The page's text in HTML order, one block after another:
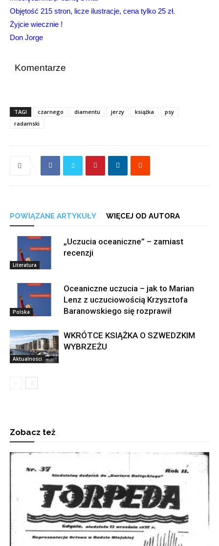
Objętość 215 stron, licze ilustracje, cena tylko 25 zł.
Żyjcie wiecznie !
Don Jorge
Komentarze
TAGI czarnego diamentu jerzy książka
psy
radamski
POWIĄZANE ARTYKUŁY WIĘCEJ OD AUTORA
Literatura
„Uczucia oceaniczne” – zamiast
recenzji
Polska
Oceaniczne uczucia – jak to Marian
Lenz z uczuciowością Krzysztofa
Baranowskiego się rozprawił
Aktualności
WKRÓTCE KSIĄŻKA O SZWEDZKIM
WYBRZEŻU
Zobacz też